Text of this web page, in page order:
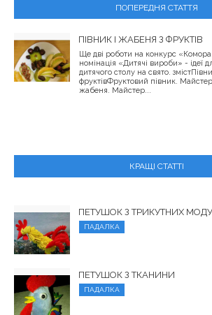
ПОПЕРЕДНЯ СТАТТЯ
ПІВНИК І ЖАБЕНЯ З ФРУКТІВ
Ще дві роботи на конкурс «Комора
номінація «Дитячі вироби» - ідеї
дитячого столу на свято.
фруктівФруктовий півник.
жабеня. Майстер...
КРАЩІ СТАТТІ
ПЕТУШОК З ТРИКУТНИХ
ПАДАЛКА
ПЕТУШОК З ТКАНИНИ
ПАДАЛКА